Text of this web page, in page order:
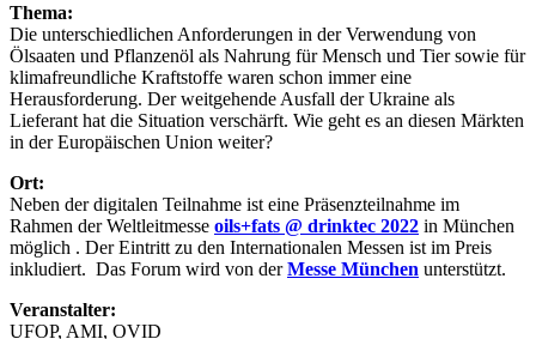
Thema:
Die unterschiedlichen Anforderungen in der Verwendung von
Ölsaaten und Pflanzenöl als Nahrung für Mensch und Tier sowie für
klimafreundliche Kraftstoffe waren schon immer eine
Herausforderung. Der weitgehende Ausfall der Ukraine als
Lieferant hat die Situation verschärft. Wie geht es an diesen Märkten
in der Europäischen Union weiter?
Ort:
Neben der digitalen Teilnahme ist eine Präsenzteilnahme im
Rahmen der Weltleitmesse oils+fats @ drinktec 2022 in München
möglich . Der Eintritt zu den Internationalen Messen ist im Preis
inkludiert. Das Forum wird von derMesse München unterstützt.
Veranstalter:
UFOP, AMI, OVID